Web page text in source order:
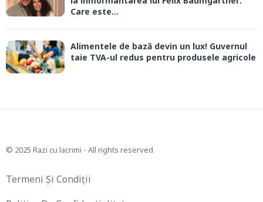
Care este...
Alimentele de bază devin un lux! Guvernul
taie TVA-ul redus pentru produsele agricole
© 2025 Razi cu lacrimi - All rights reserved
Termeni Și Condiții